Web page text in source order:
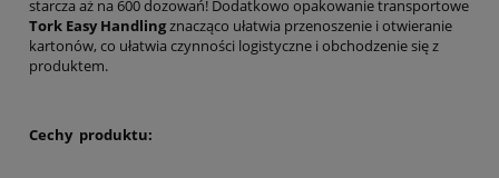
starcza aż na 600 dozowań! Dodatkowo opakowanie transportowe
Tork Easy Handlingznacząco ułatwia przenoszenie i otwieranie
kartonów, co ułatwia czynności logistyczne i obchodzenie się z
produktem.
Cechy produktu: